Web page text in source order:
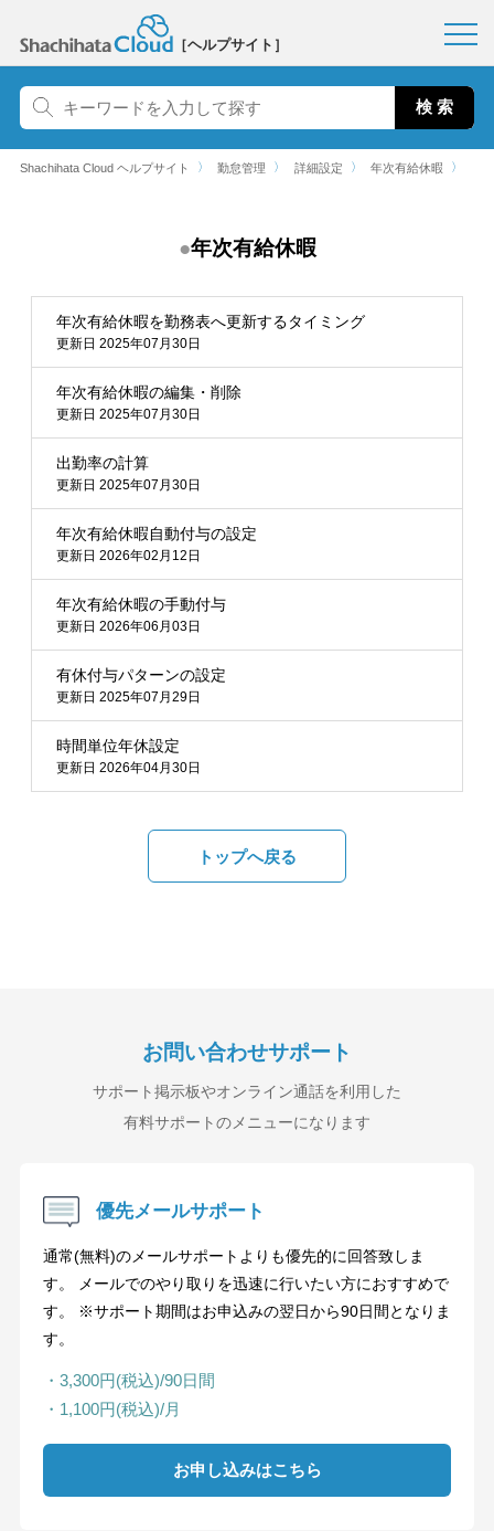
［ヘルプサイト］
Shachihata Cloud ヘルプサイト 〉 勤怠管理 〉 詳細設定 〉 年次有給休暇 〉
年次有給休暇
年次有給休暇を勤務表へ更新するタイミング
更新日 2025年07月30日
年次有給休暇の編集・削除
更新日 2025年07月30日
出勤率の計算
更新日 2025年07月30日
年次有給休暇自動付与の設定
更新日 2026年02月12日
年次有給休暇の手動付与
更新日 2026年06月03日
有休付与パターンの設定
更新日 2025年07月29日
時間単位年休設定
更新日 2026年04月30日
トップへ戻る
お問い合わせサポート
サポート掲示板やオンライン通話を利用した
有料サポートのメニューになります
優先メールサポート
通常(無料)のメールサポートよりも優先的に回答致しま
す。 メールでのやり取りを迅速に行いたい方におすすめで
す。 ※サポート期間はお申込みの翌日から90日間となりま
す。
・3,300円(税込)/90日間
・1,100円(税込)/月
お申し込みはこちら